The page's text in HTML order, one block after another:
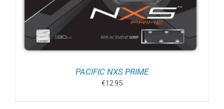
PACIFIC NXS PRIME
€12.95